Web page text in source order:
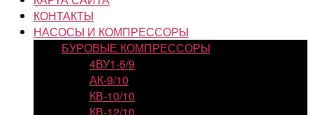
КОНТАКТЫ
НАСОСЫ И КОМПРЕССОРЫ
БУРОВЫЕ КОМПРЕССОРЫ
4ВУ1-5/9
АК-9/10
КВ-10/10